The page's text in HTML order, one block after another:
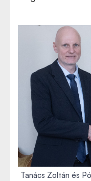
Tanács Zoltán és